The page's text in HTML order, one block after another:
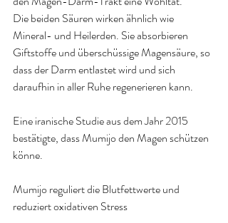
Die beiden Säuren wirken ähnlich wie
Mineral- und Heilerden. Sie absorbieren
Giftstoffe und überschüssige Magensäure, so
dass der Darm entlastet wird und sich
daraufhin in aller Ruhe regenerieren kann.
Eine iranische Studie aus dem Jahr 2015
bestätigte, dass Mumijo den Magen schützen
könne.
Mumijo reguliert die Blutfettwerte und
reduziert oxidativen Stress